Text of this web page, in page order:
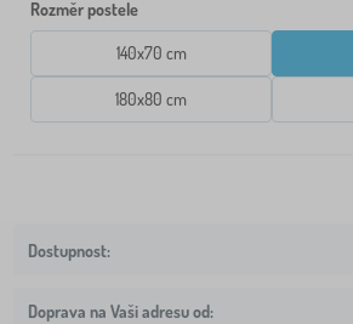
Rozměr postele
140x70 cm
180x80 cm
Doprava na Vaši adresu od: